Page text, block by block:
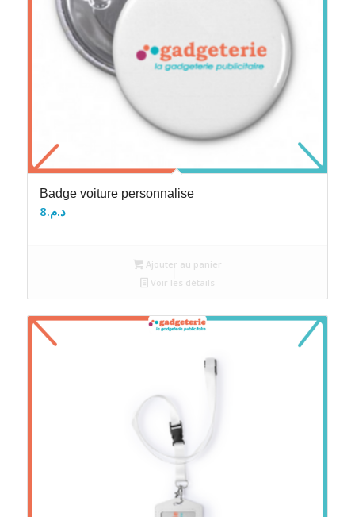
Badge voiture personnalise
د.م.8
Ajouter au panier
Voir les détails